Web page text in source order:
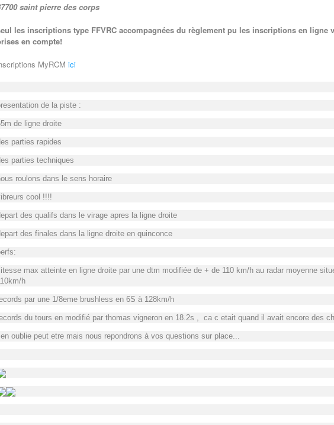
saint pierre des corps
les inscriptions type FFVRC accompagnées du règlement pu les inscriptions en ligne
en compte!
MyRCM ici
de la piste :
de ligne droite
parties rapides
parties techniques
roulons dans le sens horaire
cool !!!!
des qualifs dans le virage apres la ligne droite
des finales dans la ligne droite en quinconce
max atteinte en ligne droite par une dtm modifiée de + de 110 km/h au radar moyenne
h
par une 1/8eme brushless en 6S à 128km/h
du tours en modifié par thomas vigneron en 18.2s , ca c etait quand il avait encore des
oublie peut etre mais nous repondrons à vos questions sur place...